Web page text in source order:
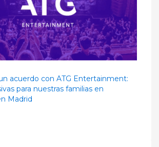
acuerdo con ATG Entertainment:
para nuestras familias en
Madrid